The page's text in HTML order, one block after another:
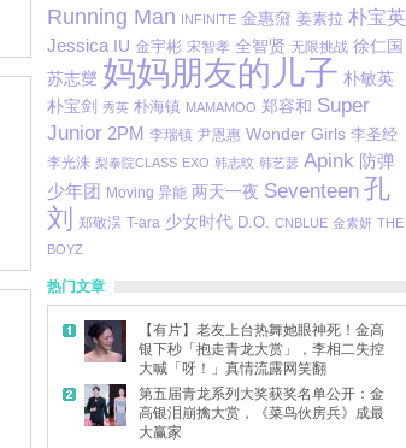
Running Man INFINITE 金惠奫 姜素拉 朴宝英
Jessica
IU 金宇彬 宋智孝 全智贤 无限挑战 徐仁国
苏志燮 妈妈朋友的儿子 朴敏英
朴宝剑 秀英 朴海镇 MAMAMOO 郑容和 Super
Junior 2PM 李瑞镇 尹恩惠 Wonder Girls 李圣经
李光洙 梨泰院CLASS EXO 韩志旼 韩艺瑟 Apink 防弹
少年团
Moving 异能 两天一夜 Seventeen 孔
刘
郑敬淏 T-ara 少女时代 D.O. CNBLUE 金素妍 THE
BOYZ
热门文章
【有片】老友上台热舞她眼神死！金高
银下秒「抱走青龙大赏」，李相二失控
大喊「呀！」真情流露网笑翻
第五届青龙系列大奖获奖名单公开：金
高银泪崩擒大赏，《菜鸟伙房兵》成最
大赢家